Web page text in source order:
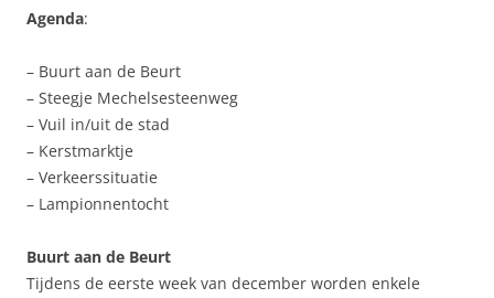
Agenda:
– Buurt aan de Beurt
– Steegje Mechelsesteenweg
– Vuil in/uit de stad
– Kerstmarktje
– Verkeerssituatie
– Lampionnentocht
Buurt aan de Beurt
Tijdens de eerste week van december worden enkele